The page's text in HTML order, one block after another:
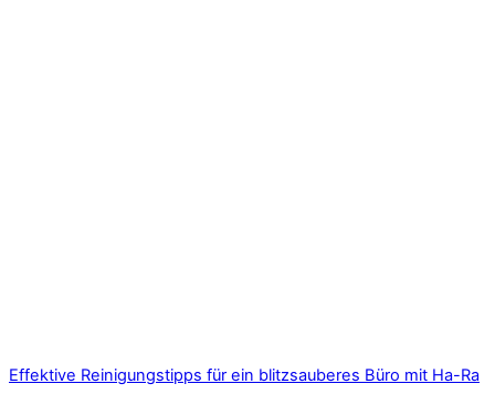
Effektive Reinigungstipps für ein blitzsauberes Büro mit Ha-Ra